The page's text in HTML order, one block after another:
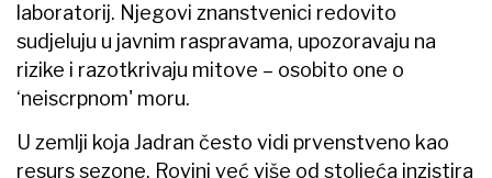
laboratorij. Njegovi znanstvenici redovito
sudjeluju u javnim raspravama, upozoravaju na
rizike i razotkrivaju mitove – osobito one o
‘neiscrpnom' moru.
U zemlji koja Jadran često vidi prvenstveno kao
resurs sezone, Rovinj već više od stoljeća inzistira